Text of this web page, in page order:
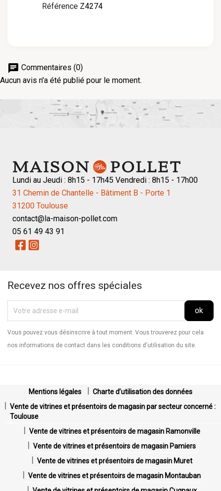
Référence Z4274
chat Commentaires (0)
Aucun avis n'a été publié pour le moment.
Lundi au Jeudi : 8h15 - 17h45 Vendredi : 8h15 - 17h00
31 Chemin de Chantelle - Bâtiment B - Porte 1
31200 Toulouse
contact@la-maison-pollet.com
05 61 49 43 91
Recevez nos offres spéciales
Vous pouvez vous désinscrire à tout moment. Vous trouverez pour cela
nos informations de contact dans les conditions d'utilisation du site.
Mentions légales
Charte d’utilisation des données
Vente de vitrines et présentoirs de magasin par secteur concerné :
Toulouse
Vente de vitrines et présentoirs de magasin Ramonville
Vente de vitrines et présentoirs de magasin Pamiers
Vente de vitrines et présentoirs de magasin Muret
Vente de vitrines et présentoirs de magasin Montauban